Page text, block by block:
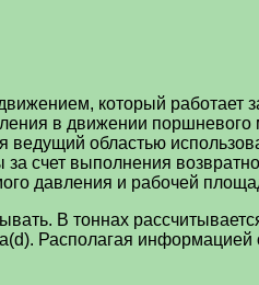
который работает
в движении
областью
выполнения
давления и рабочей
В тоннах
Располагая